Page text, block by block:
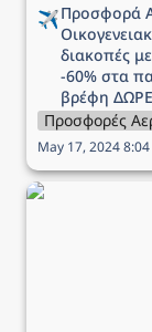
✈️
διακοπές
-60% στα
βρέφη
Προσφορές
May 17, 2024 8:04
Προσφορά